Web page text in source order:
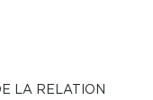
LA RELATION